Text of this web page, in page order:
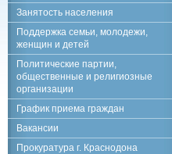
Занятость населения
Поддержка семьи, молодежи,
женщин и детей
Политические партии,
общественные и религиозные
организации
График приема граждан
Вакансии
Прокуратура г. Краснодона